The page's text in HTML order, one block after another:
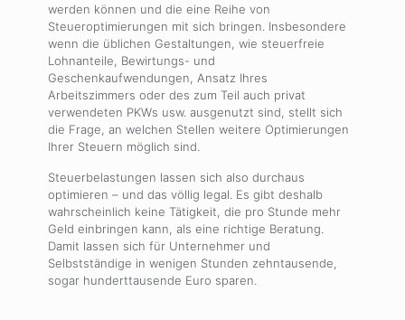
werden können und die eine Reihe von
Steueroptimierungen mit sich bringen. Insbesondere
wenn die üblichen Gestaltungen, wie steuerfreie
Lohnanteile, Bewirtungs- und
Geschenkaufwendungen, Ansatz Ihres
Arbeitszimmers oder des zum Teil auch privat
verwendeten PKWs usw. ausgenutzt sind, stellt sich
die Frage, an welchen Stellen weitere Optimierungen
Ihrer Steuern möglich sind.
Steuerbelastungen lassen sich also durchaus
optimieren – und das völlig legal. Es gibt deshalb
wahrscheinlich keine Tätigkeit, die pro Stunde mehr
Geld einbringen kann, als eine richtige Beratung.
Damit lassen sich für Unternehmer und
Selbstständige in wenigen Stunden zehntausende,
sogar hunderttausende Euro sparen.